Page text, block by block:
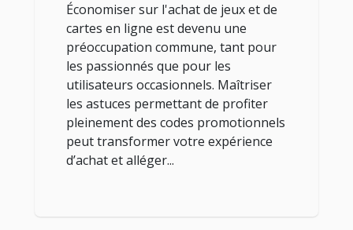
Économiser sur l'achat de jeux et de
cartes en ligne est devenu une
préoccupation commune, tant pour
les passionnés que pour les
utilisateurs occasionnels. Maîtriser
les astuces permettant de profiter
pleinement des codes promotionnels
peut transformer votre expérience
d’achat et alléger...